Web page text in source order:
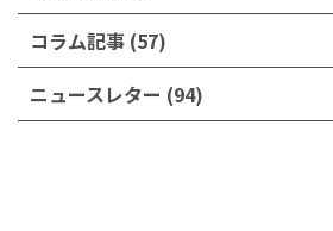
コラム記事 (57)
ニュースレター (94)